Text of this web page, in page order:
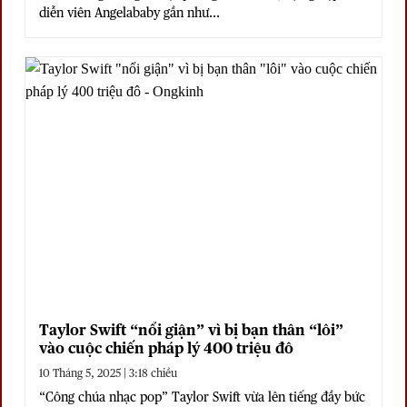
diễn viên Angelababy gần như...
Taylor Swift “nổi giận” vì bị bạn thân “lôi”
vào cuộc chiến pháp lý 400 triệu đô
10 Tháng 5, 2025 | 3:18 chiều
“Công chúa nhạc pop” Taylor Swift vừa lên tiếng đầy bức